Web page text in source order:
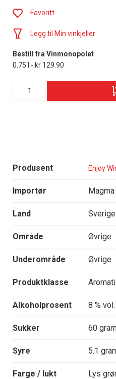
Produsent Enjoy
Importør
Land Sverige
Område Øvrige
Underområde Øvrige
Produktklasse
Alkoholprosent 8 % vol.
Sukker 60
Syre 5.1
Farge / lukt
Lys
Favoritt
Legg til Min vinkjeller
Bestill fra Vinmonopolet
0.75 l - kr 129.90